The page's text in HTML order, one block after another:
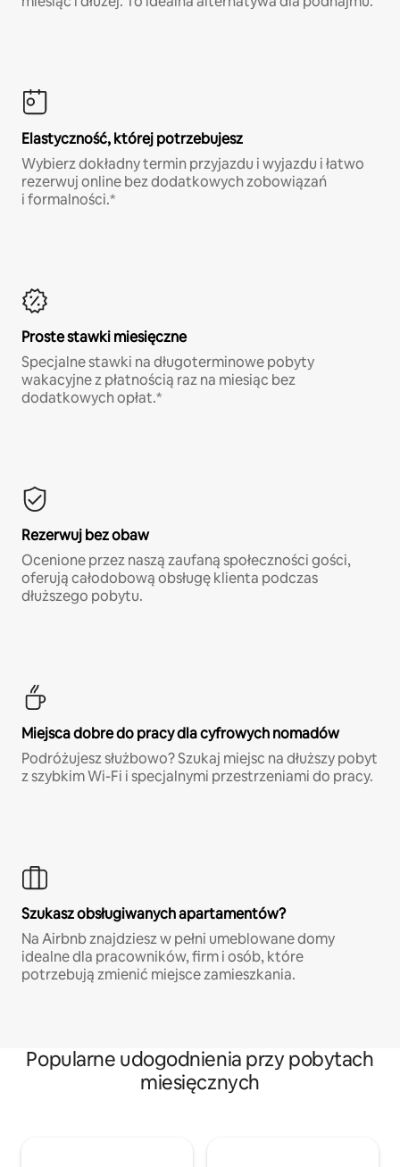
Elastyczność, której potrzebujesz
Wybierz dokładny termin przyjazdu i wyjazdu i łatwo
rezerwuj online bez dodatkowych zobowiązań
i formalności.*
Proste stawki miesięczne
Specjalne stawki na długoterminowe pobyty
wakacyjne z płatnością raz na miesiąc bez
dodatkowych opłat.*
Rezerwuj bez obaw
Ocenione przez naszą zaufaną społeczności gości,
oferują całodobową obsługę klienta podczas
dłuższego pobytu.
Miejsca dobre do pracy dla cyfrowych nomadów
Podróżujesz służbowo? Szukaj miejsc na dłuższy pobyt
z szybkim Wi-Fi i specjalnymi przestrzeniami do pracy.
Szukasz obsługiwanych apartamentów?
Na Airbnb znajdziesz w pełni umeblowane domy
idealne dla pracowników, firm i osób, które
potrzebują zmienić miejsce zamieszkania.
Popularne udogodnienia przy pobytach
miesięcznych